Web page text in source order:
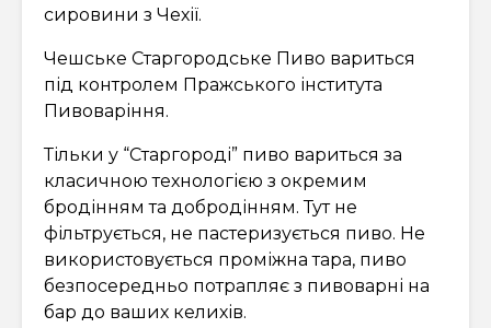
сировини з Чехії.
Чешське Старгородське Пиво вариться
під контролем Пражського інститута
Пивоваріння.
Тільки у “Старгороді” пиво вариться за
класичною технологією з окремим
бродінням та добродінням. Тут не
фільтрується, не пастеризується пиво. Не
використовується проміжна тара, пиво
безпосередньо потрапляє з пивоварні на
бар до ваших келихів.